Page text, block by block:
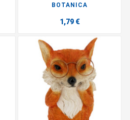
BOTANICA
1,79 €